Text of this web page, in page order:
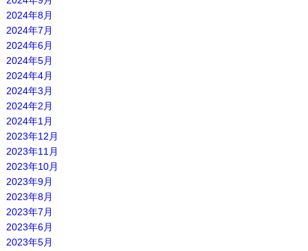
2024年8月
2024年7月
2024年6月
2024年5月
2024年4月
2024年3月
2024年2月
2024年1月
2023年12月
2023年11月
2023年10月
2023年9月
2023年8月
2023年7月
2023年6月
2023年5月